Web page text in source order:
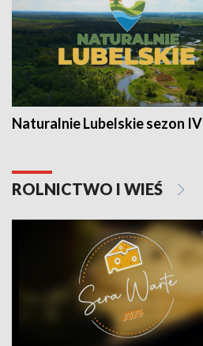
Naturalnie Lubelskie sezon IV
ROLNICTWO I WIEŚ